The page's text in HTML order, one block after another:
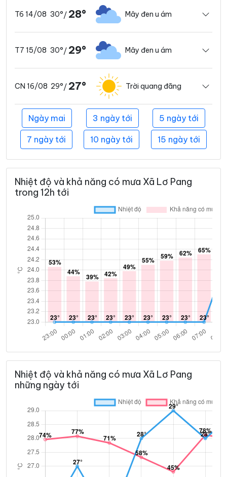
T6 14/08 30°/ 28° Mây đen u ám
T7 15/08 30°/ 29° Mây đen u ám
CN 16/08 29°/ 27° Trời quang đãng
Ngày mai 3 ngày tới 5 ngày tới
7 ngày tới 10 ngày tới 15 ngày tới
Nhiệt độ và khả năng có mưa Xã Lơ Pang
trong 12h tới
Nhiệt độ và khả năng có mưa Xã Lơ Pang
những ngày tới